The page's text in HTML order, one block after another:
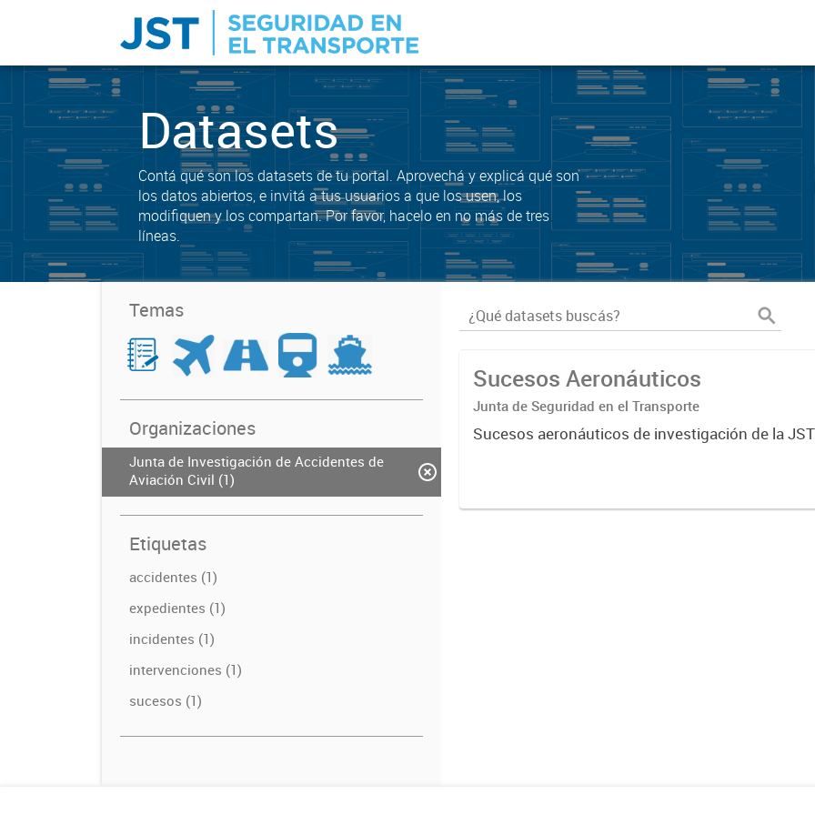
Datasets
Contá qué son los datasets de tu portal. Aprovechá y explicá qué son
los datos abiertos, e invitá a tus usuarios a que los usen, los
modifiquen y los compartan. Por favor, hacelo en no más de tres
líneas.
Temas
Organizaciones
Junta de Investigación de Accidentes de
Aviación Civil (1)
Etiquetas
accidentes (1)
expedientes (1)
incidentes (1)
intervenciones (1)
sucesos (1)
Sucesos Aeronáuticos
Junta de Seguridad en el Transporte
Sucesos aeronáuticos de investigación de la JST